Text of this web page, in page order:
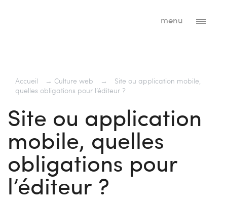
menu
Accueil → Culture web →
Site ou application mobile,
quelles obligations pour l’éditeur ?
Site ou application
mobile, quelles
obligations pour
l’éditeur ?